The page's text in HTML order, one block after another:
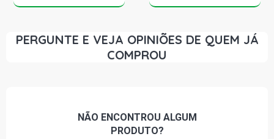
LINHA LEVE SEM ABS, RESTRICAO EXCLUSIVA
DIAMETRO INTERNO CIL 7/8 OU 22MM
GOL G3 STD HATCH 1.8 8V AP (2001 - 2004) FREIO LINHA
LEVE SEM ABS, RESTRICAO EXCLUSIVA DIAMETRO
PERGUNTE E VEJA OPINIÕES DE QUEM JÁ
COMPROU
NÃO ENCONTROU ALGUM
PRODUTO?